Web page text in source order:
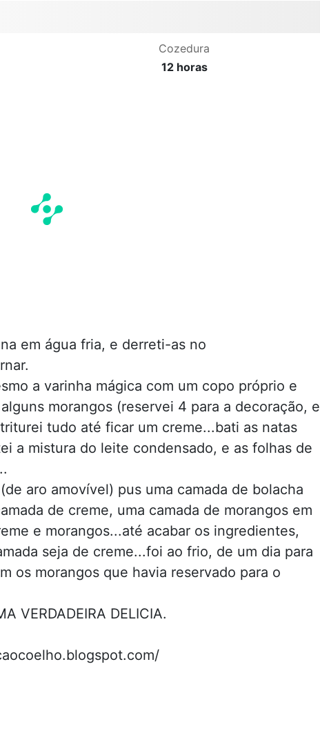
Cozedura
12 horas
em água fria, e derreti-as no
a varinha mágica com um copo próprio e
morangos (reservei 4 para a decoração, e
tudo até ficar um creme...bati as natas
a mistura do leite condensado, e as folhas de
aro amovível) pus uma camada de bolacha
de creme, uma camada de morangos em
e morangos...até acabar os ingredientes,
seja de creme...foi ao frio, de um dia para
os morangos que havia reservado para o
VERDADEIRA DELICIA.